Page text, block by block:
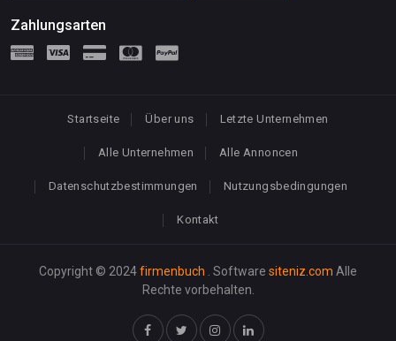
Zahlungsarten
Startseite Über uns Letzte Unternehmen
Alle Unternehmen Alle Annoncen
Datenschutzbestimmungen Nutzungsbedingungen
Kontakt
Copyright © 2024firmenbuch . Software siteniz.com Alle
Rechte vorbehalten.